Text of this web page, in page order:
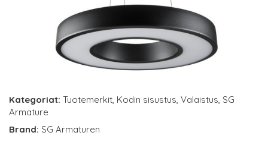
Kategoriat: Tuotemerkit, Kodin sisustus, Valaistus, SG
Armature
Brand: SG Armaturen